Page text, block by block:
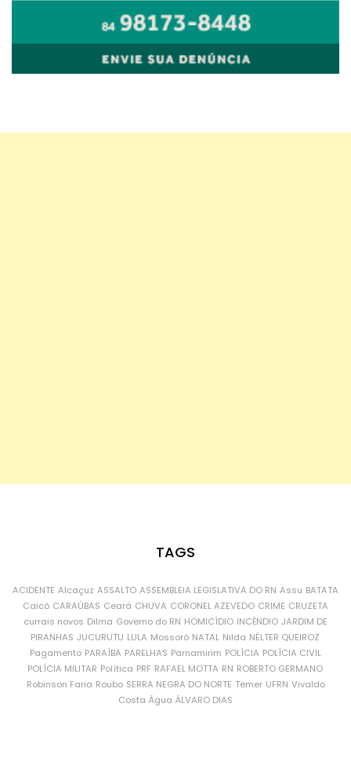
TAGS
ACIDENTE Alcaçuz ASSALTO ASSEMBLEIA LEGISLATIVA DO RN Assu BATATA
Caicó CARAÚBAS Ceará CHUVA CORONEL AZEVEDO CRIME CRUZETA
currais novos Dilma Governo do RN HOMICÍDIO INCÊNDIO JARDIM DE
PIRANHAS JUCURUTU LULA Mossoró NATAL Nilda NÉLTER QUEIROZ
Pagamento PARAÍBA PARELHAS Parnamirim POLÍCIA POLÍCIA CIVIL
POLÍCIA MILITAR Política PRF RAFAEL MOTTA RN ROBERTO GERMANO
Robinson Faria Roubo SERRA NEGRA DO NORTE Temer UFRN Vivaldo
Costa Água ÁLVARO DIAS